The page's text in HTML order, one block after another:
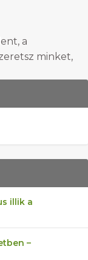
a
minket,
illik a
–